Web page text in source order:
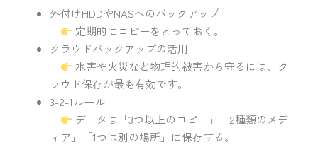
外付けHDDやNASへのバックアップ
定期的にコピーをとっておく。
クラウドバックアップの活用
水害や火災など物理的被害から守るには、ク
ラウド保存が最も有効です。
3-2-1ルール
データは「3つ以上のコピー」「2種類のメデ
ィア」「1つは別の場所」に保存する。